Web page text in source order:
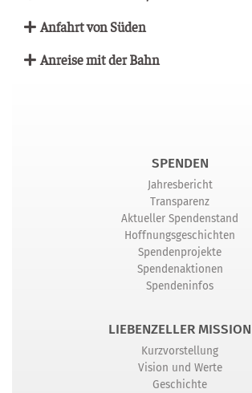
Anfahrt von Süden
Anrei­se mit der Bahn
SPENDEN
Jahresbericht
Transparenz
Aktueller Spendenstand
Hoffnungsgeschichten
Spendenprojekte
Spendenaktionen
Spendeninfos
LIEBENZELLER MISSION
Kurzvorstellung
Vision und Werte
Geschichte